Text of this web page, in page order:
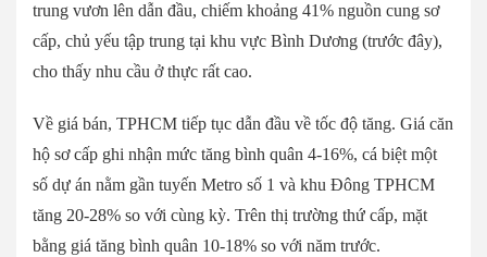
trung vươn lên dẫn đầu, chiếm khoảng 41% nguồn cung sơ
cấp, chủ yếu tập trung tại khu vực Bình Dương (trước đây),
cho thấy nhu cầu ở thực rất cao.
Về giá bán, TPHCM tiếp tục dẫn đầu về tốc độ tăng. Giá căn
hộ sơ cấp ghi nhận mức tăng bình quân 4-16%, cá biệt một
số dự án nằm gần tuyến Metro số 1 và khu Đông TPHCM
tăng 20-28% so với cùng kỳ. Trên thị trường thứ cấp, mặt
bằng giá tăng bình quân 10-18% so với năm trước.